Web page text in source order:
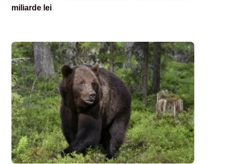
miliarde lei